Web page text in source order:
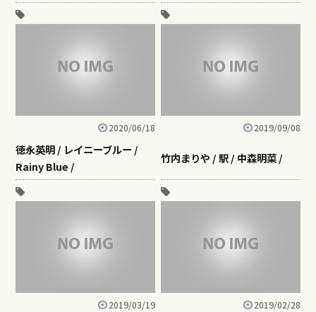
2020/06/18
徳永英明 / レイニーブルー /
Rainy Blue /
2019/09/08
竹内まりや / 駅 / 中森明菜 /
2019/03/19 2019/02/28